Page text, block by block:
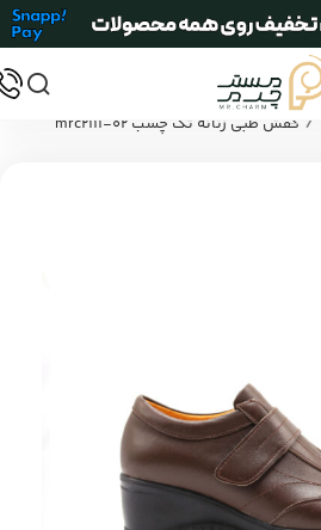
/ کفش طبی زنانه تک چسب mrc2111-02